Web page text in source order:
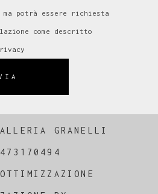
potrà essere richiesta
come descritto
GRANELLI
OTTIMIZZAZIONE